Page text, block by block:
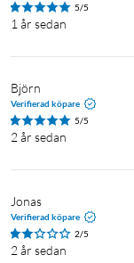
5/5
1 år sedan
Björn
Verifierad köpare
5/5
2 år sedan
Jonas
Verifierad köpare
2/5
2 år sedan